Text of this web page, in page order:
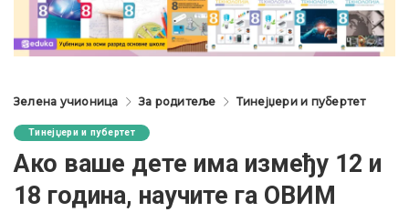
Зелена учионица За родитеље Тинејџери и пубертет
Тинејџери и пубертет
Ако ваше дете има између 12 и
18 година, научите га ОВИМ